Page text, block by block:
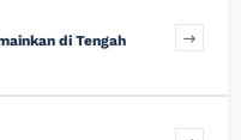
di Tengah